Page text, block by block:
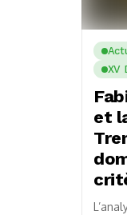
XV
et